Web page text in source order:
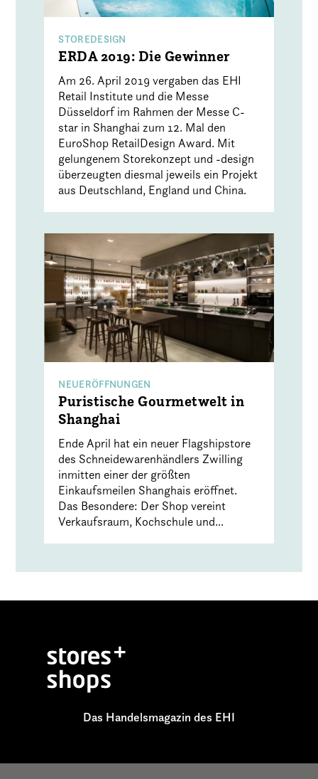
STOREDESIGN
ERDA 2019: Die Gewinner
Am 26. April 2019 vergaben das EHI
Retail Institute und die Messe
Düsseldorf im Rahmen der Messe C-
star in Shanghai zum 12. Mal den
EuroShop RetailDesign Award. Mit
gelungenem Storekonzept und -design
überzeugten diesmal jeweils ein Projekt
aus Deutschland, England und China.
NEUERÖFFNUNGEN
Puristische Gourmetwelt in
Shanghai
Ende April hat ein neuer Flagshipstore
des Schneidewarenhändlers Zwilling
inmitten einer der größten
Einkaufsmeilen Shanghais eröffnet.
Das Besondere: Der Shop vereint
Verkaufsraum, Kochschule und...
Das Handelsmagazin des EHI